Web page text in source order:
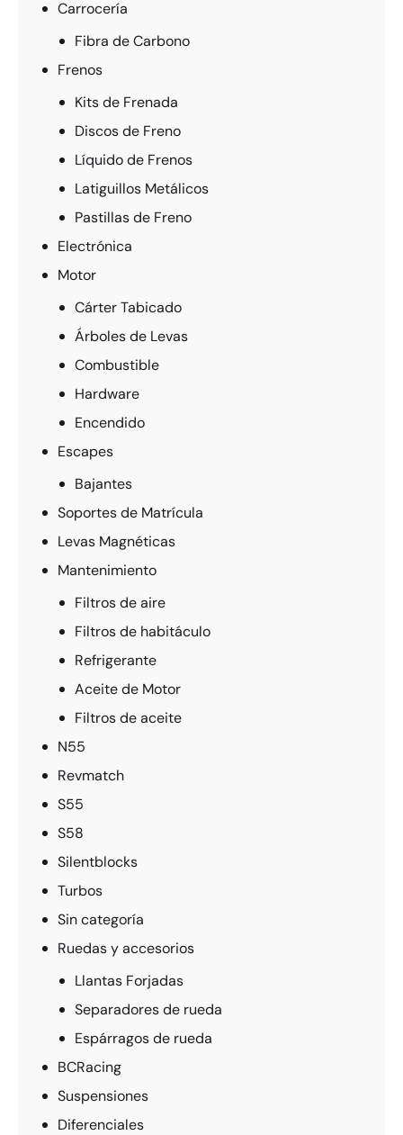
Carrocería
Fibra de Carbono
Frenos
Kits de Frenada
Discos de Freno
Líquido de Frenos
Latiguillos Metálicos
Pastillas de Freno
Electrónica
Motor
Cárter Tabicado
Árboles de Levas
Combustible
Hardware
Encendido
Escapes
Bajantes
Soportes de Matrícula
Levas Magnéticas
Mantenimiento
Filtros de aire
Filtros de habitáculo
Refrigerante
Aceite de Motor
Filtros de aceite
N55
Revmatch
S55
S58
Silentblocks
Turbos
Sin categoría
Ruedas y accesorios
Llantas Forjadas
Separadores de rueda
Espárragos de rueda
BCRacing
Suspensiones
Diferenciales